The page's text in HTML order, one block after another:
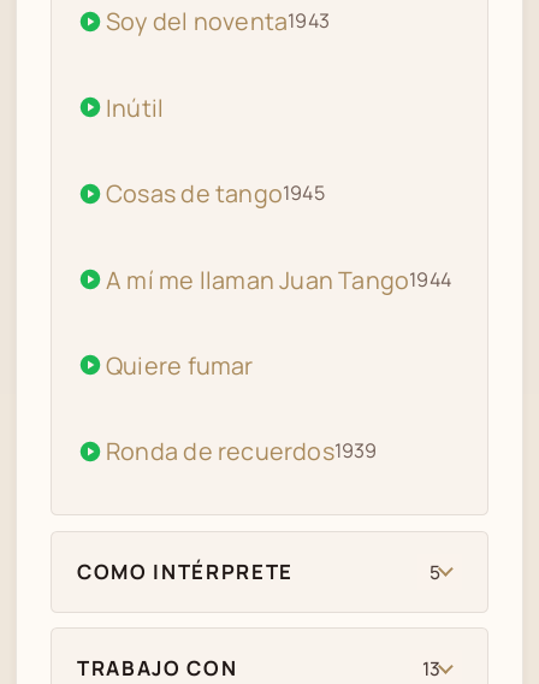
Soy del noventa1943
Inútil
Cosas de tango1945
A mí me llaman Juan Tango1944
Quiere fumar
Ronda de recuerdos1939
COMO INTÉRPRETE 5
TRABAJO CON 13